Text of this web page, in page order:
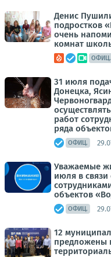
Денис
подростков
очень
комнат
ОФИЦ.
31 июля
Донецка,
работ
ряда
ОФИЦ.
Уважаемые
июля в
объектов
ОФИЦ.
12
предложены